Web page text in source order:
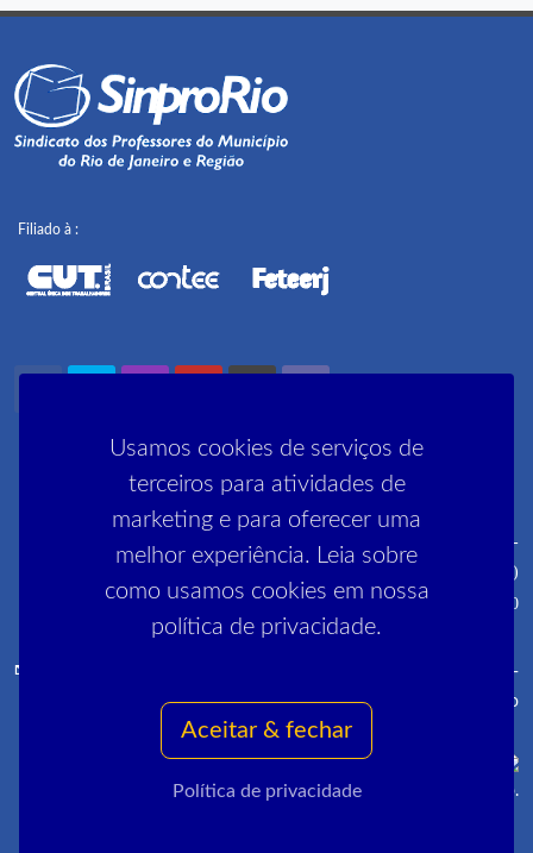
Usamos cookies de serviços de
terceiros para atividades de
marketing e para oferecer uma
melhor experiência. Leia sobre
como usamos cookies em nossa
política de privacidade.
Aceitar & fechar
Política de privacidade
Filiado à :
Rua Pedro Lessa, 35 2º, 3º e 5º andares - Centro - CEP: 20030-
030 (próximo ao metrô Cinelândia)
R. Manai, 180 - Campo Grande - CEP 23052-220
Sinpro-
Rio
Copyrights © 2022 All Rights Reserved by Sinpro-Rio.